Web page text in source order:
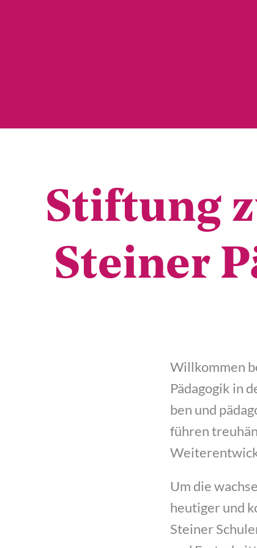
Stif­tung
Stei­ner
Will­kom­men
Päd­ago­gik in
ben und
füh­ren
Um die
heu­ti­ger und
Stei­ner